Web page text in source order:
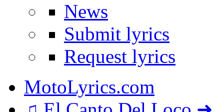
News
Submit lyrics
Request lyrics
MotoLyrics.com